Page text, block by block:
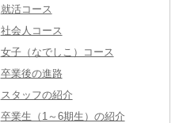
就活コース
社会人コース
女子（なでしこ）コース
卒業後の進路
スタッフの紹介
卒業生（1～6期生）の紹介